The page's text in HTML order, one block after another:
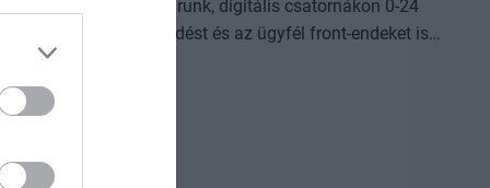
ügyekben járunk, digitális csatornákon 0-24
a belső működést és az ügyfél front-endeket is
cselekedni képes AI-ügynökök, illetve az egyes
és vállalti megoldások korábban
lehetőséget adnak a cégeknek. MIt kezdünk a
többek között ezekre a kérdésekre is